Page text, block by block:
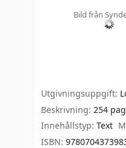
Bild från
Utgivningsuppgift:
Beskrivning: 254
Innehållstyp: Text
ISBN: